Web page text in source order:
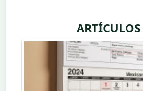
ARTÍCULOS